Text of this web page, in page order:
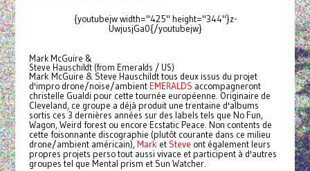
{youtubejw width="425" height="344"}z-
UwjusjGa0{/youtubejw}
Mark McGuire &
Steve Hauschildt (from Emeralds / US)
Mark McGuire & Steve Hauschildt tous deux issus du projet
d'impro drone/noise/ambientEMERALDS accompagneront
christelle Gualdi pour cette tournée européenne. Originaire de
Cleveland, ce groupe a déjà produit une trentaine d'albums
sortis ces 3 dernières années sur des labels tels que No Fun,
Wagon, Weird forest ou encore Ecstatic Peace. Non contents de
cette foisonnante discographie (plutôt courante dans ce milieu
drone/ambient américain),Mark et Steve ont également leurs
propres projets perso tout aussi vivace et participent à d'autres
groupes tel que Mental prism et Sun Watcher.